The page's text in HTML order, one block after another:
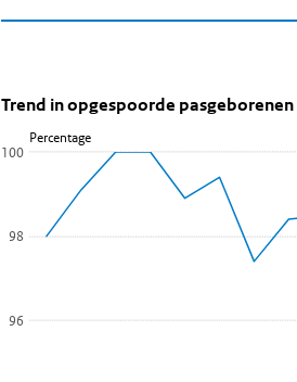
Trend in
Sla de grafiek 'Trend in opgespoorde
Trend in opgespoorde
Lijn grafiek met 23 data punten.
Bekijk als data tabel.
De grafiek heeft 1 X-as die categories
De grafiek heeft 1 Y-as die Percentage
Percentage
Trend in opgespoorde
96
98
100